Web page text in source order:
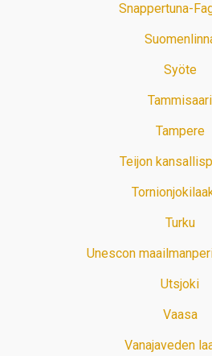
Snappertuna-
Syöte
Tammisaari
Tampere
Teijon
Turku
Unescon
Utsjoki
Vaasa
Vanajaveden